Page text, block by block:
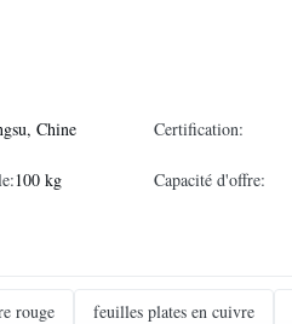
Chine Certification:
100 kg Capacité d'offre:
rouge feuilles plates en cuivre